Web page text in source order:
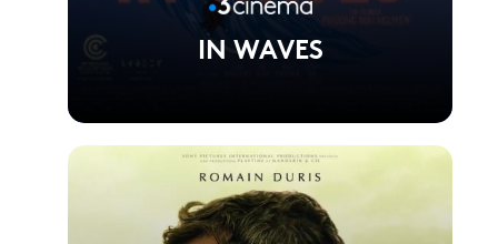
IN WAVES
Voir la fiche du film